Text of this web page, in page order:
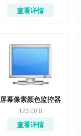
查看详情
屏幕像素颜色监控器
123.00 B
查看详情